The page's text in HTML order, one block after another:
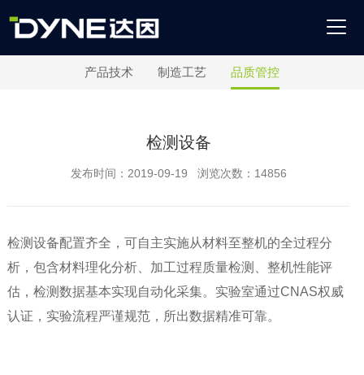
产品技术 制造工艺 品质管控
检测设备
发布时间：2019-09-19 浏览次数：14856
检测设备配置齐全，可自主实施从材料至整机的全过程分
析，包含材料理化分析、加工过程质量检测、整机性能评
估，检测数据基本实现自动化采集。实验室通过CNAS权威
认证，实验流程严谨规范，所出数据精准可靠。